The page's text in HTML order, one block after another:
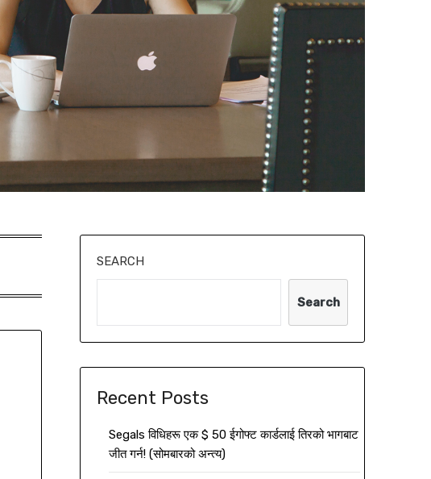
SEARCH
Search
Recent Posts
Segals विधिहरू एक $ 50 ईगोफ्ट कार्डलाई तिरको भागबाट
जीत गर्न! (सोमबारको अन्त्य)